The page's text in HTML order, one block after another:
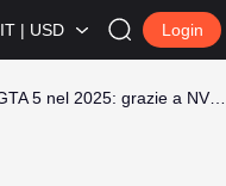
IT | USD Login